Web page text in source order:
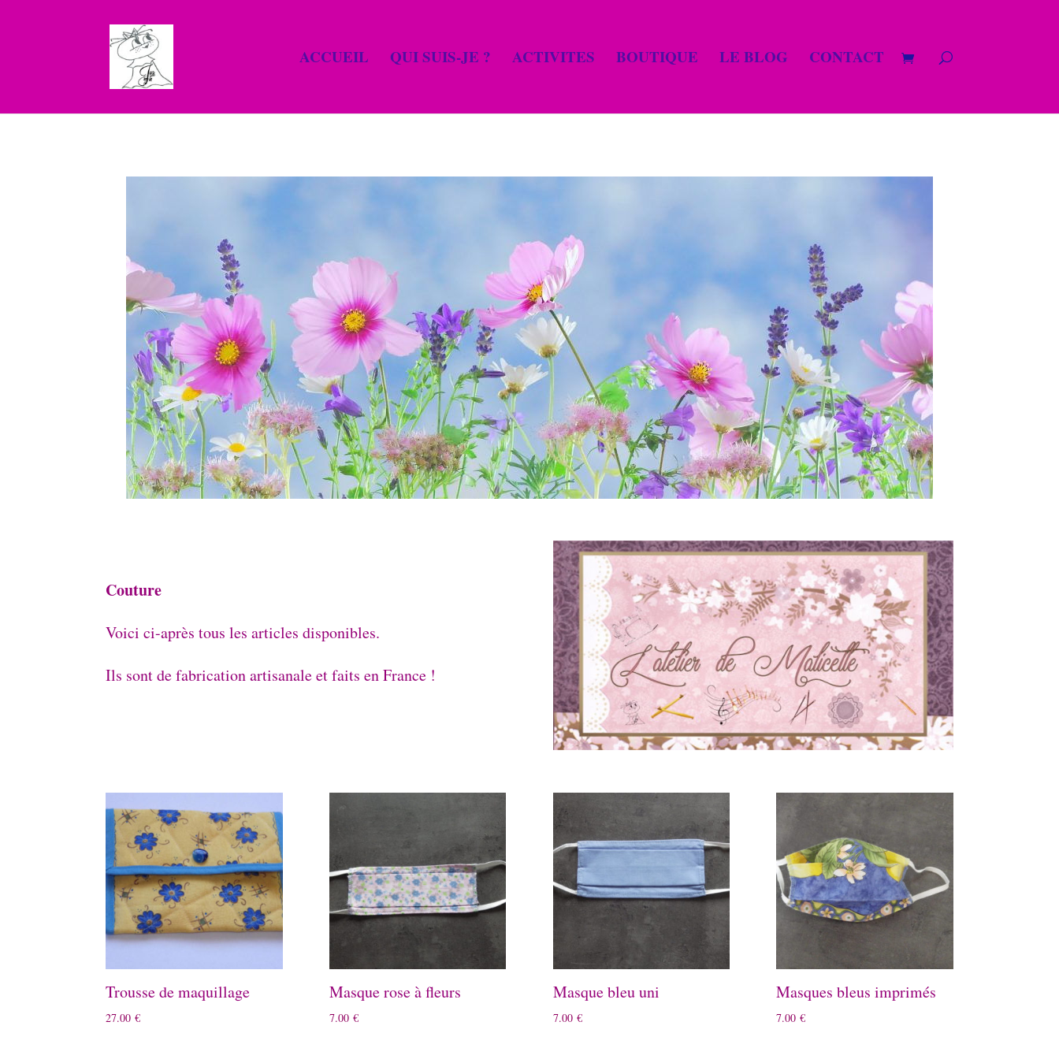
ACCUEIL QUI SUIS-JE ? ACTIVITES BOUTIQUE LE BLOG CONTACT
Couture
Voici ci-après tous les articles disponibles.
Ils sont de fabrication artisanale et faits en France !
Trousse de maquillage
27.00€
Masque rose à fleurs
7.00 €
Masque bleu uni
7.00 €
Masques bleus imprimés
7.00€